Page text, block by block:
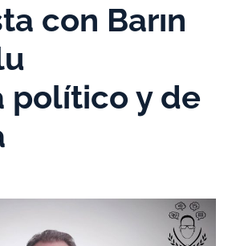
con Barın
político y de